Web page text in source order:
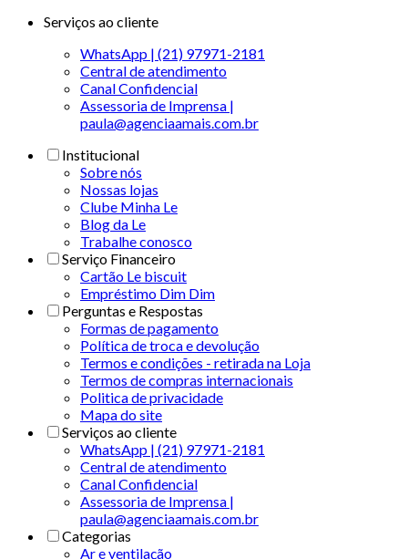
Serviços ao cliente
WhatsApp | (21) 97971-2181
Central de atendimento
Canal Confidencial
Assessoria de Imprensa |
paula@agenciaamais.com.br
Institucional
Sobre nós
Nossas lojas
Clube Minha Le
Blog da Le
Trabalhe conosco
Serviço Financeiro
Cartão Le biscuit
Empréstimo Dim Dim
Perguntas e Respostas
Formas de pagamento
Política de troca e devolução
Termos e condições - retirada na Loja
Termos de compras internacionais
Politica de privacidade
Mapa do site
Serviços ao cliente
WhatsApp | (21) 97971-2181
Central de atendimento
Canal Confidencial
Assessoria de Imprensa |
paula@agenciaamais.com.br
Categorias
Ar e ventilação